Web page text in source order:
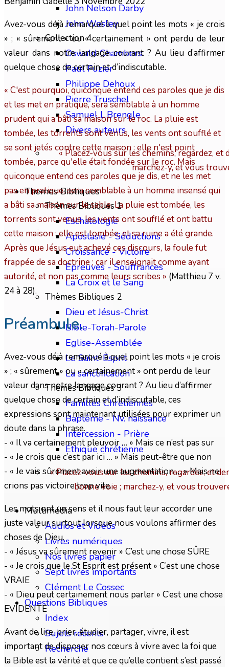
John Nelson Darby
John Wesley
Collection 4
Oswald Chambers
Paul Fuzier
Philippe Dehoux
Pierre Truschel
Samuel L.Brengle
Divers auteurs
« Placez-vous sur les chemins, regardez,
marchez-y, et vous
Themes Bibliques
Thèmes Bibliques 1
Eschatologie
Apostasie - Séductions
Croissance - Victoire
Epreuves - Souffrances
La Croix et le Sang
Thèmes Bibliques 2
Dieu et Jésus-Christ
Bible-Torah-Parole
Eglise-Assemblée
Le Saint-Esprit
La sanctification
Thèmes Bibliques 3
Familles Chrétiennes
Baptême - Nv. naissance
Intercession - Prière
Éthique chrétienne
« Placez-vous sur les chemins, regardez, et
bonne voie ; marchez-y, et vous
Multimédia
Audios et Vidéos
Livres numériques
Nos livres papier
Sept livres importants
Clément Le Cossec
Questions Bibliques
Index
Sujets récents
Recherche
Avez-vous déjà remarqué à quel point les mots « je crois
» ; « sûrement » ou « certainement » ont perdu de leur
valeur dans notre langage courant ? Au lieu d’affirmer
quelque chose de certain et d’indiscutable.
« C'est pourquoi, quiconque entend ces paroles que je dis
et les met en pratique, sera semblable à un homme
prudent qui a bâti sa maison sur le roc. La pluie est
tombée, les torrents sont venus, les vents ont soufflé et
se sont jetés contre cette maison : elle n'est point
tombée, parce qu'elle était fondée sur le roc. Mais
quiconque entend ces paroles que je dis, et ne les met
pas en pratique, sera semblable à un homme insensé qui
a bâti sa maison sur le sable. La pluie est tombée, les
torrents sont venus, les vents ont soufflé et ont battu
cette maison : elle est tombée, et sa ruine a été grande.
Après que Jésus eut achevé ces discours, la foule fut
frappée de sa doctrine ; car il enseignait comme ayant
autorité, et non pas comme leurs scribes » (Matthieu 7 v.
24 à 28).
Préambule.
Avez-vous déjà remarqué à quel point les mots « je crois
» ; « sûrement » ou « certainement » ont perdu de leur
valeur dans notre langage courant ? Au lieu d’affirmer
quelque chose de certain et d’indiscutable, ces
expressions sont maintenant utilisées pour exprimer un
doute dans la phrase.
- « Il va certainement pleuvoir … » Mais ce n’est pas sur
- « Je crois que c’est par ici … » Mais peut-être que non
- « Je vais sûrement avoir une augmentation … » Mais ne
crions pas victoire trop vite.
Les mots ont un sens et il nous faut leur accorder une
juste valeur surtout lorsque nous voulons affirmer des
choses de Dieu.
- « Jésus va sûrement revenir » C’est une chose SÛRE
- « Je crois que le St Esprit est présent » C’est une chose
VRAIE
- « Dieu peut certainement nous parler » C’est une chose
EVIDENTE
Avant de lire, prier, étudier, partager, vivre, il est
important de disposer nos cœurs à vivre avec la foi que
la Bible est la vérité et que ce qu’elle contient s’est passé